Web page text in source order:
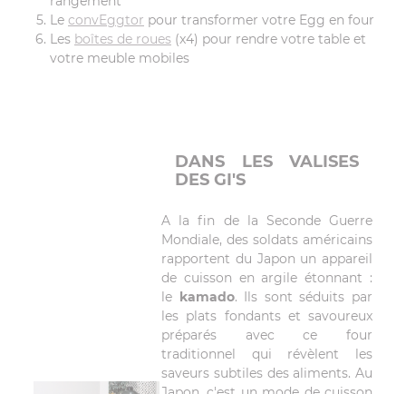
Le convEggtor pour transformer votre Egg en four
Les boîtes de roues (x4) pour rendre votre table et
votre meuble mobiles
DANS LES VALISES
DES GI'S
A la fin de la Seconde Guerre
Mondiale, des soldats américains
rapportent du Japon un appareil
de cuisson en argile étonnant :
le kamado. Ils sont séduits par
les plats fondants et savoureux
préparés avec ce four
traditionnel qui révèlent les
saveurs subtiles des aliments. Au